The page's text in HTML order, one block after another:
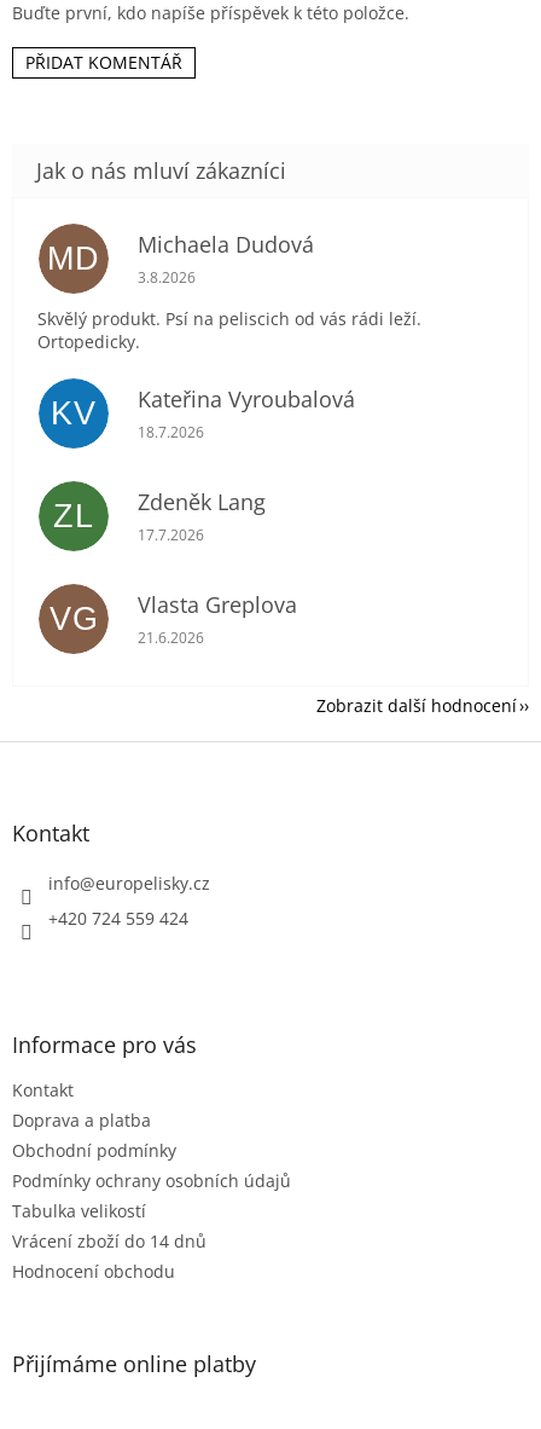
Buďte první, kdo napíše příspěvek k této položce.
PŘIDAT KOMENTÁŘ
MD Michaela Dudová
Hodnocení obchodu je 5 z 5 hvězdiček.
3.8.2026
Skvělý produkt. Psí na peliscich od vás rádi leží.
Ortopedicky.
KV Kateřina Vyroubalová
Hodnocení obchodu je 5 z 5 hvězdiček.
18.7.2026
ZL Zdeněk Lang
Hodnocení obchodu je 5 z 5 hvězdiček.
17.7.2026
VG Vlasta Greplova
Hodnocení obchodu je 5 z 5 hvězdiček.
21.6.2026
Zobrazit další hodnocení
Z
Kontakt
info@europelisky.cz
+420 724 559 424
Informace pro vás
Kontakt
Doprava a platba
Obchodní podmínky
Podmínky ochrany osobních údajů
Tabulka velikostí
Vrácení zboží do 14 dnů
Hodnocení obchodu
Přijímáme online platby